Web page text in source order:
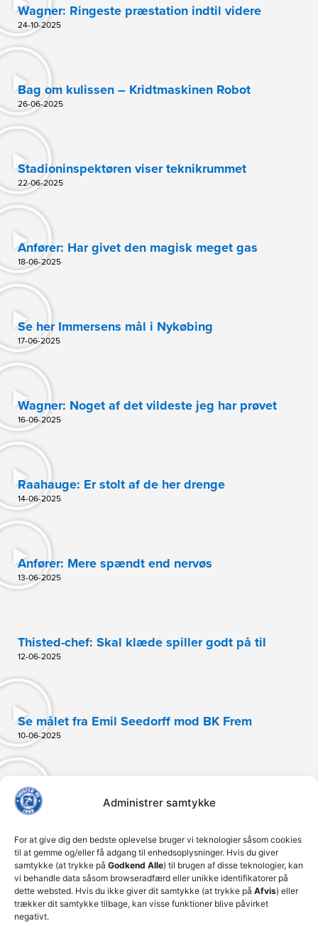
Administrer samtykke
For at give dig den bedste oplevelse bruger vi teknologier såsom cookies
til at gemme og/eller få adgang til enhedsoplysninger. Hvis du giver
samtykke (at trykke på Godkend Alle) til brugen af disse teknologier, kan
vi behandle data såsom browseradfærd eller unikke identifikatorer på
dette websted. Hvis du ikke giver dit samtykke (at trykke på Afvis) eller
trækker dit samtykke tilbage, kan visse funktioner blive påvirket
negativt.
Wagner: Ringeste præstation indtil videre
24-10-2025
Bag om kulissen – Kridtmaskinen Robot
26-06-2025
Stadioninspektøren viser teknikrummet
22-06-2025
Anfører: Har givet den magisk meget gas
18-06-2025
Se her Immersens mål i Nykøbing
17-06-2025
Wagner: Noget af det vildeste jeg har prøvet
16-06-2025
Raahauge: Er stolt af de her drenge
14-06-2025
Anfører: Mere spændt end nervøs
13-06-2025
Thisted-chef: Skal klæde spiller godt på til
12-06-2025
Se målet fra Emil Seedorff mod BK Frem
10-06-2025
Seedorff: Vi kender situationen fra sidste år
08-06-2025
Billeder HIK – Thisted FC
04-06-2025